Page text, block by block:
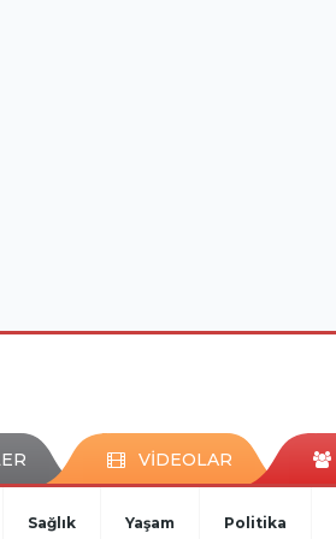
VİDEOLAR
Sağlık Yaşam Politika